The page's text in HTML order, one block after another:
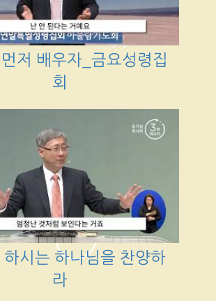
저 배우자_금요성령집
회
하시는 하나님을 찬양하
라